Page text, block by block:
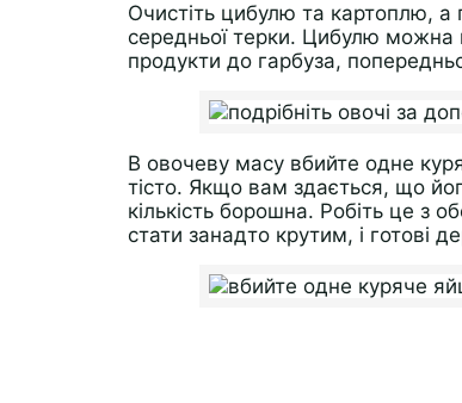
Очистіть цибулю та картоплю, а
середньої терки. Цибулю можна
продукти до гарбуза,
В овочеву масу вбийте одне
тісто. Якщо вам здається, що
кількість борошна. Робіть це з
стати занадто крутим, і готові